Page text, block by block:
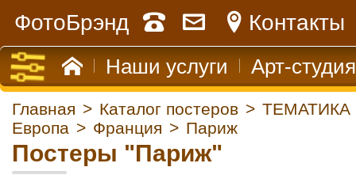
ФотоБрэнд Контакты
Наши услуги Арт-студия
Главная > Каталог постеров > ТЕМАТИКА
Европа > Франция > Париж
Постеры "Париж"